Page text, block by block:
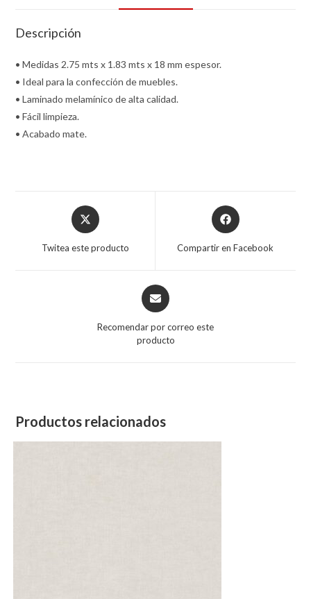
Descripción
• Medidas 2.75 mts x 1.83 mts x 18 mm espesor.
• Ideal para la confección de muebles.
• Laminado melamínico de alta calidad.
• Fácil limpieza.
• Acabado mate.
Opens
in
Twitea este producto
Opens
in
Compartir en Facebook
Opens
in
new
Recomendar por correo este
producto
Productos relacionados